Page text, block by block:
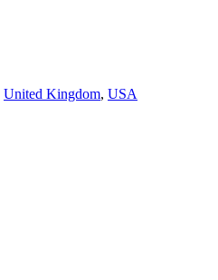
United Kingdom, USA